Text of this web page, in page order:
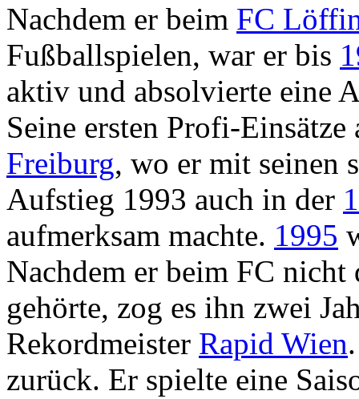
Nachdem er beim FC
Fußballspielen, war er bis
aktiv und absolvierte eine
Seine ersten Profi-
Freiburg, wo er mit seinen
Aufstieg 1993 auch in der
aufmerksam machte. 1995
Nachdem er beim FC nicht
gehörte, zog es ihn zwei
Rekordmeister Rapid Wien
zurück. Er spielte eine